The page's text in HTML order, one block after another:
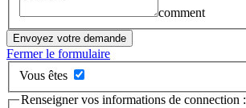
comment
Envoyez votre demande
Fermer le formulaire
Vous êtes
Renseigner vos informations de connection :